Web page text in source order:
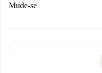
Se recusada: não
Débito direto
Mude-se
não comunicar